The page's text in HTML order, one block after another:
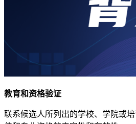
教育和资格验证
联系候选人所列出的学校、学院或